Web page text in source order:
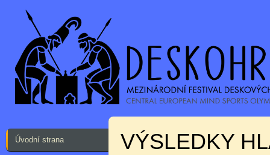
Úvodní strana
VÝSLEDKY